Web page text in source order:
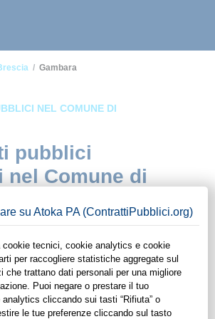
Gambara
NEL COMUNE DI
pubblici
nel Comune di
di Gambara. Grazie alle funzionalità di
potrai monitorare la scadenza dei
interesse e programmare la tua attività
Pubbliche Amministrazioni con largo
ContrattiPubblici.org offre agli utenti 7
per avere l'opportunità di conoscere e